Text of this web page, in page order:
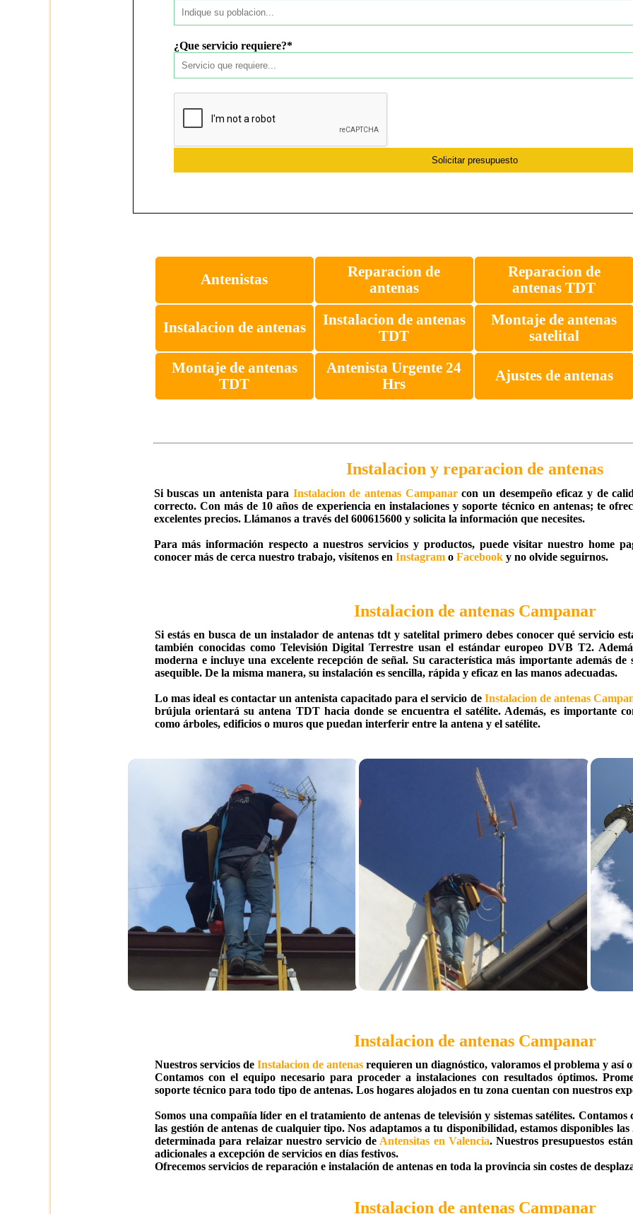
¿Que servicio requiere?*
Solicitar presupuesto
Antenistas
Reparacion de
antenas
Reparacion de
antenas TDT
Instalacion de antenas
Instalacion de antenas
TDT
Montaje de antenas
satelital
Montaje de antenas
TDT
Antenista Urgente 24
Hrs
Ajustes de antenas
Instalacion y reparacion de antenas
Si buscas un antenista para Instalacion de antenas Campanarcon un desempeño eficaz y de
correcto. Con más de 10 años de experiencia en instalaciones y soporte técnico en antenas; te
excelentes precios. Llámanos a través del 600615600 y solicita la información que necesites.
Para más información respecto a nuestros servicios y productos, puede visitar nuestro home
conocer más de cerca nuestro trabajo, visítenos en Instagramo Facebooky no olvide seguirnos.
Instalacion de antenas Campanar
Si estás en busca de un instalador de antenas tdt y satelital primero debes conocer qué servicio
también conocidas como Televisión Digital Terrestre usan el estándar europeo DVB T2.
moderna e incluye una excelente recepción de señal. Su característica más importante además de
asequible. De la misma manera, su instalación es sencilla, rápida y eficaz en las manos adecuadas.
Lo mas ideal es contactar un antenista capacitado para el servicio de Instalacion de antenas
brújula orientará su antena TDT hacia donde se encuentra el satélite. Además, es importante
como árboles, edificios o muros que puedan interferir entre la antena y el satélite.
Instalacion de antenas Campanar
Nuestros servicios deInstalacion de antenas requieren un diagnóstico, valoramos el problema y así
Contamos con el equipo necesario para proceder a instalaciones con resultados óptimos.
soporte técnico para todo tipo de antenas. Los hogares alojados en tu zona cuentan con nuestros
Somos una compañía líder en el tratamiento de antenas de televisión y sistemas satélites.
las gestión de antenas de cualquier tipo. Nos adaptamos a tu disponibilidad, estamos disponibles
determinada para relaizar nuestro servicio de Antensitas en Valencia. Nuestros presupuestos
adicionales a excepción de servicios en días festivos.
Ofrecemos servicios de reparación e instalación de antenas en toda la provincia sin costes de
Instalacion de antenas Campanar